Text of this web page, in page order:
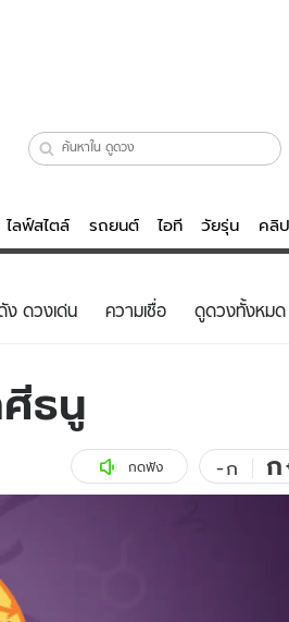
ไลฟ์สไตล์ รถยนต์ ไอที วัยรุ่น คลิป
ไลฟ์สไตล์
วัยรุ่น
รถยนต์
ง ดวงเด่น ความเชื่อ ดูดวงทั้งหมด
ธนู
กดฟัง -ก ก